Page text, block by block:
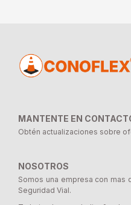
MANTENTE EN
Obtén actualizaciones sobre
NOSOTROS
Somos una empresa con mas
Seguridad Vial.